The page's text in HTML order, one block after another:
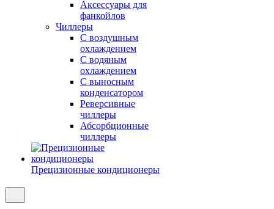
Аксессуары для
фанкойлов
Чиллеры
С воздушным
охлаждением
С водяным
охлаждением
С выносным
конденсатором
Реверсивные
чиллеры
Абсорбционные
чиллеры
Прецизионные кондиционеры